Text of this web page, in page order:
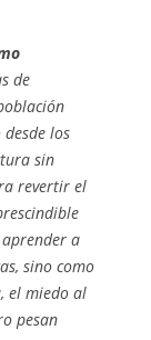
de
los
sin
revertir el
a
sino como
el miedo al
pesan